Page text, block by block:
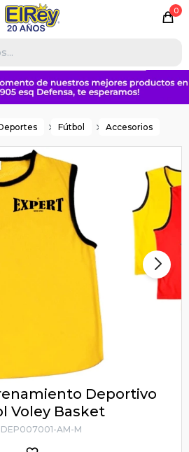
0
Fútbol Accesorios
Deportivo
Voley Basket
DEP007001-AM-M